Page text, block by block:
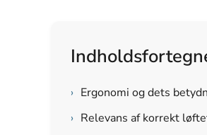
› Ergonomi og dets
› Relevans af korrekt